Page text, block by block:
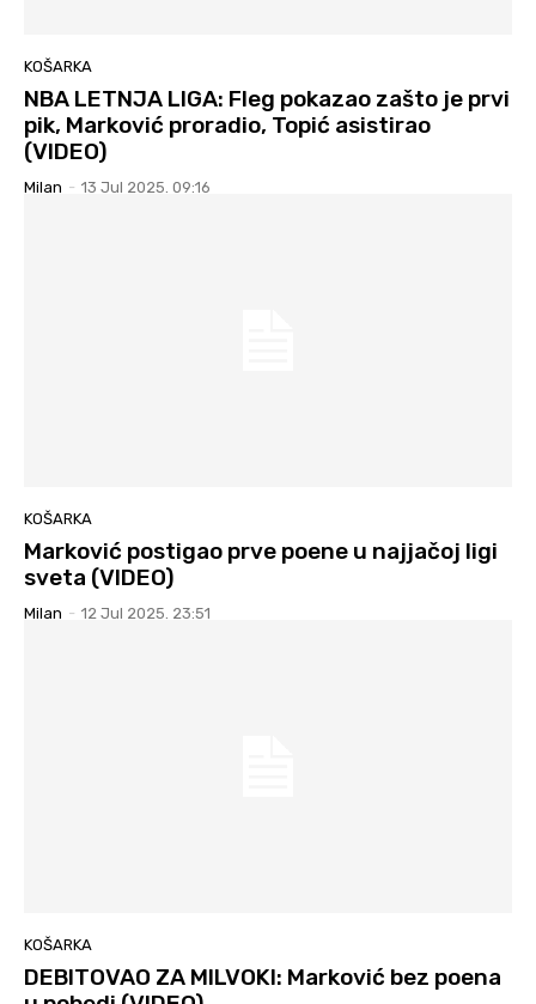
KOŠARKA
NBA LETNJA LIGA: Fleg pokazao zašto je prvi
pik, Marković proradio, Topić asistirao
(VIDEO)
Milan - 13 Jul 2025. 09:16
KOŠARKA
Marković postigao prve poene u najjačoj ligi
sveta (VIDEO)
Milan - 12 Jul 2025. 23:51
KOŠARKA
DEBITOVAO ZA MILVOKI: Marković bez poena